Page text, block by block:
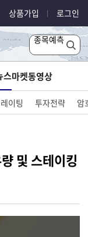
상품가입 로그인
종목예측
스마켓동영상
이팅 투자전략 암
및 스테이킹